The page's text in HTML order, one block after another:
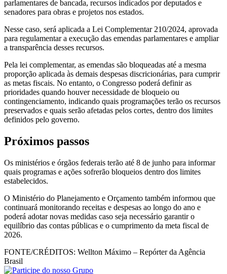
parlamentares de bancada, recursos indicados por deputados e
senadores para obras e projetos nos estados.
Nesse caso, será aplicada a Lei Complementar 210/2024, aprovada
para regulamentar a execução das emendas parlamentares e ampliar
a transparência desses recursos.
Pela lei complementar, as emendas são bloqueadas até a mesma
proporção aplicada às demais despesas discricionárias, para cumprir
as metas fiscais. No entanto, o Congresso poderá definir as
prioridades quando houver necessidade de bloqueio ou
contingenciamento, indicando quais programações terão os recursos
preservados e quais serão afetadas pelos cortes, dentro dos limites
definidos pelo governo.
Próximos passos
Os ministérios e órgãos federais terão até 8 de junho para informar
quais programas e ações sofrerão bloqueios dentro dos limites
estabelecidos.
O Ministério do Planejamento e Orçamento também informou que
continuará monitorando receitas e despesas ao longo do ano e
poderá adotar novas medidas caso seja necessário garantir o
equilíbrio das contas públicas e o cumprimento da meta fiscal de
2026.
FONTE/CRÉDITOS: Wellton Máximo – Repórter da Agência
Brasil